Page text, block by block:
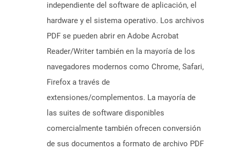
independiente del software de aplicación, el
hardware y el sistema operativo. Los archivos
PDF se pueden abrir en Adobe Acrobat
Reader/Writer también en la mayoría de los
navegadores modernos como Chrome, Safari,
Firefox a través de
extensiones/complementos. La mayoría de
las suites de software disponibles
comercialmente también ofrecen conversión
de sus documentos a formato de archivo PDF